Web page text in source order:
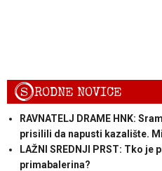
SRODNE NOVICE
RAVNATELJ DRAME HNK:
prisilili da napusti kazalište.
LAŽNI SREDNJI PRST: Tko
primabalerina?